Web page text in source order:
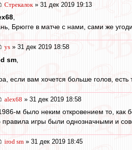
Стрекалок » 31 дек 2019 19:13
Брюгге в матче с нами, сами же
ys » 31 дек 2019 18:58
sm
если вам хочется больше голов, есть
alex68 » 31 дек 2019 18:58
м было неким откровением то, как
правила игры были однозначными и
irod sm » 31 дек 2019 18:45